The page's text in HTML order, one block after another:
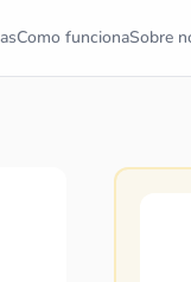
Como funcionaSobre